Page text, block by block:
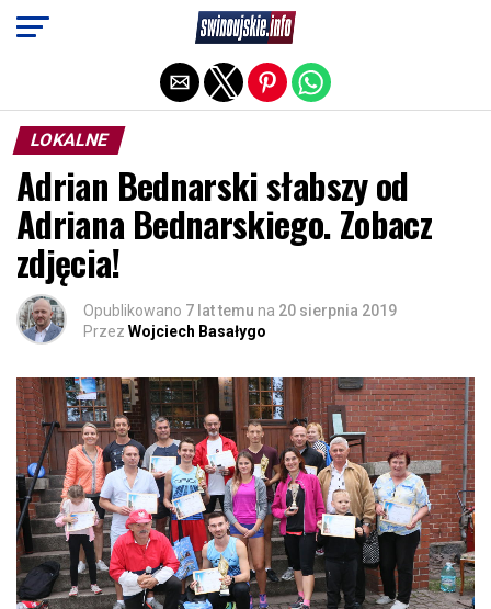
LOKALNE
Adrian Bednarski słabszy od
Adriana Bednarskiego. Zobacz
zdjęcia!
Opublikowano 7 lat temu na 20 sierpnia 2019
Przez Wojciech Basałygo
Exit mobile version